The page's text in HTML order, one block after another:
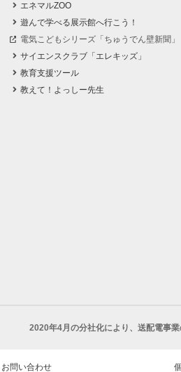
エネマルZOO
遊んで学べる展示館へ行こう！
電気こどもシリーズ「ちゅうでん壁新聞」
サイエンスクラブ「エレキッズ」
教育支援ツール
教えて！よっしー先生
2020年4月の分社化により、 送配電事
問い合わせ